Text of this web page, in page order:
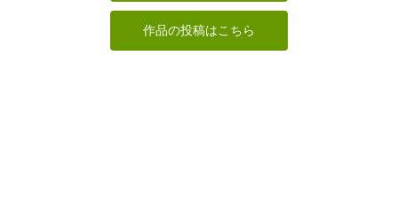
作品の投稿はこちら